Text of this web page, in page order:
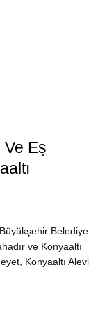
Ve Eş
Belediye
ve Konyaaltı
Konyaaltı Alevi